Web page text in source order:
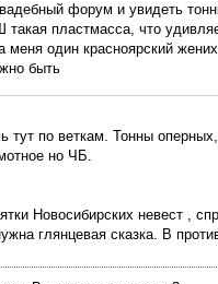
форум и увидеть
пластмасса, что
а меня один красноярский
быть
тут по веткам. Тонны
но ЧБ.
Новосибирских невест ,
глянцевая сказка. В